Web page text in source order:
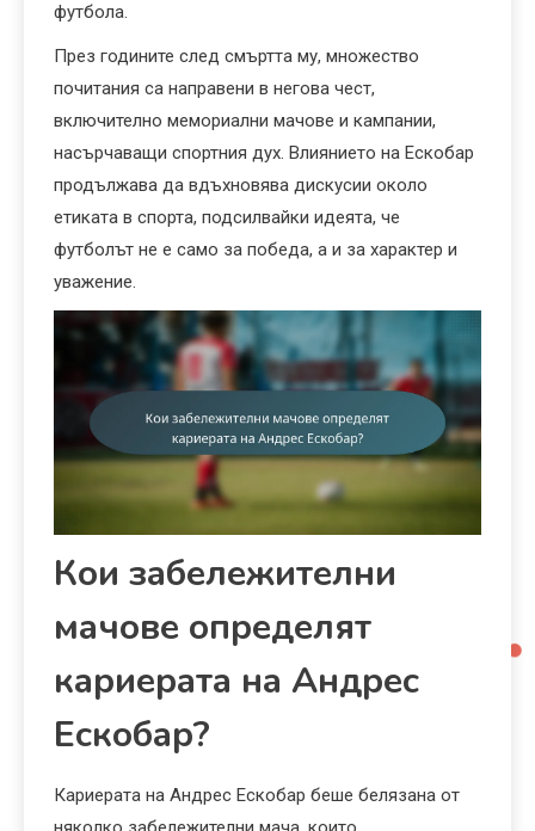
футбола.
През годините след смъртта му, множество
почитания са направени в негова чест,
включително мемориални мачове и кампании,
насърчаващи спортния дух. Влиянието на Ескобар
продължава да вдъхновява дискусии около
етиката в спорта, подсилвайки идеята, че
футболът не е само за победа, а и за характер и
уважение.
Кои забележителни
мачове определят
кариерата на Андрес
Ескобар?
Кариерата на Андрес Ескобар беше белязана от